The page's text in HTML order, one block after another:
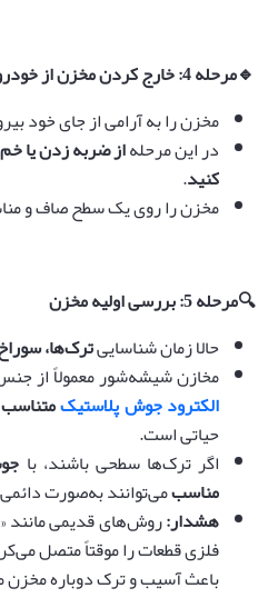
🔹مرحله 4: خارج کردن مخزن از خودرو
مخزن را به آرامی از جای خود
در این مرحلهاز ضربه زدن یا
کنید.
مخزن را روی یک سطح صاف و
🔍مرحله 5: بررسی اولیه مخزن
حالا زمان شناساییترک‌ها،
مخازن شیشه‌شور معمولاً از
الکترود جوش پلاستیک
حیاتی است.
اگر ترک‌ها سطحی باشند، با
مناسبمی‌توانند به‌صورت
هشدار:روش‌های قدیمی مانند
فلزی قطعات را موقتاً متصل
باعث آسیب و ترک دوباره